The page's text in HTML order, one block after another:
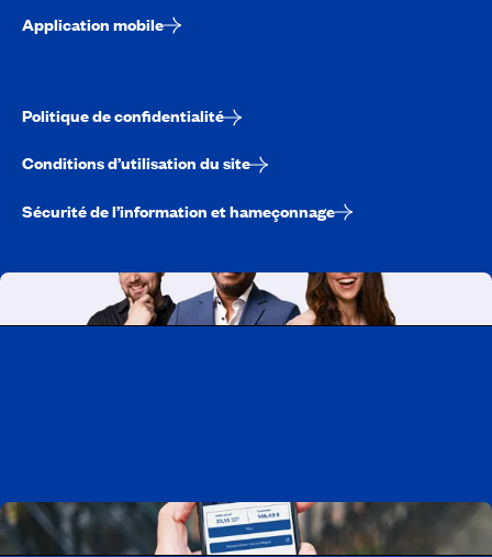
Application mobile
Politique de confidentialité
Conditions d’utilisation du site
Sécurité de l’information et hameçonnage